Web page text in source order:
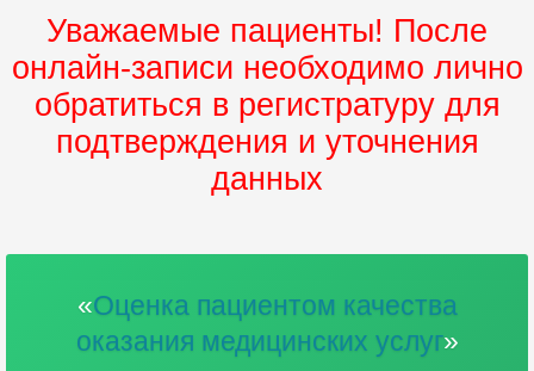
Уважаемые пациенты! После
онлайн-записи необходимо лично
обратиться в регистратуру для
подтверждения и уточнения
данных
«Оценка пациентом качества
оказания медицинских услуг»